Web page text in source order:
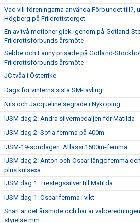
Vad vill föreningarna använda Förbundet till?,
Högberg på Friidrottstorget
En av två motioner gick igenom på Gotland-
Friidrottsförbunds årsmöte
Sebbe och Fanny prisade på Gotland-
Friidrottsförbunds årsmöte
JC tvåa i Österrike
Dags för vinterns sista SM-tävling
Nils och Jacqueline segrade i Nyköping
IJSM dag 2: Andra silvermedaljen för Matilda
IJSM dag 2: Sofia femma på 400m
IJSM-19-söndagen: Atlassi 1500m-femma
IJSM dag 2: Anton och Oscar längdfemma
plus kulsexa
IJSM dag 1: Trestegssilver till Matilda
IJSM dag 1: Oscar femma i vikt
Snart är det årsmöte och här är
styrelse mm